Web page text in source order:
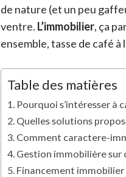
de nature (et un peu
ventre. L’immobilier, ça
ensemble, tasse de café
Table des matières
Pourquoi s’intéresser à
Quelles solutions
Comment caractere-
Gestion immobilière sur
Financement